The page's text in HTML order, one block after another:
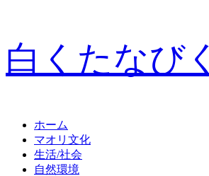
白くたなび
ホーム
マオリ文化
生活/社会
自然環境